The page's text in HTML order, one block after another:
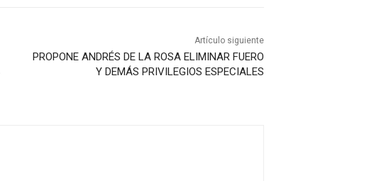
Artículo siguiente
PROPONE ANDRÉS DE LA ROSA ELIMINAR FUERO
Y DEMÁS PRIVILEGIOS ESPECIALES